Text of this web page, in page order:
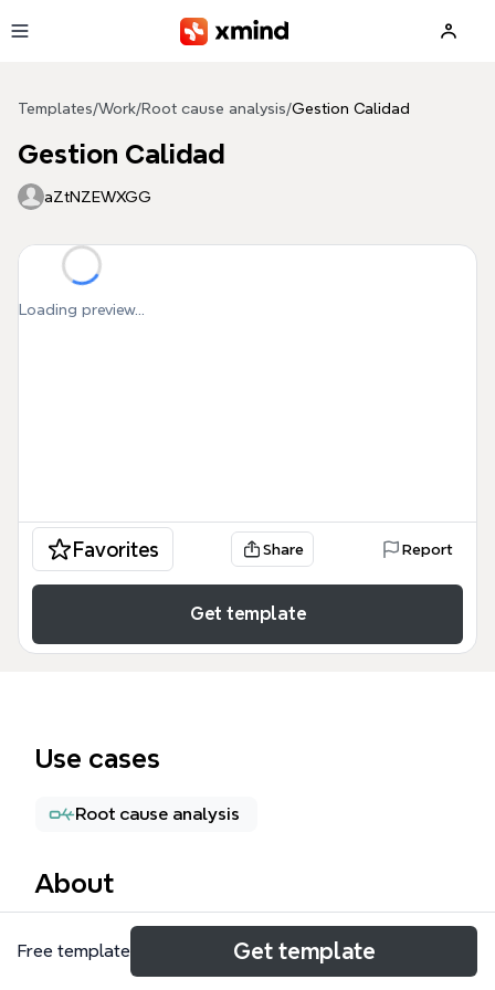
Templates/Work/Root cause analysis/Gestion Calidad
Gestion Calidad
aZtNZEWXGG
Loading preview...
Favorites Share Report
Get template
Use cases
Root cause analysis
About
La plantilla 'Gestion Calidad' es un mapa mental de
59 nodos diseñado para profesionales de calidad,
Free template Get template